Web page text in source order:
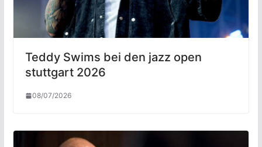
Teddy Swims bei den jazz open
stuttgart 2026
08/07/2026